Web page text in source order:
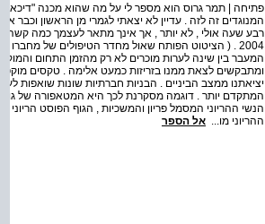
פתיחה | תמר גרוס הוא מספר לי על מה שהוא מכנה
המנוגדים זה לזה . עדיין לא יצאתי לגמרי מן הראשון
רבע שעה אולי , לא יותר , אך אינך מתאר לעצמך כמה קשה
2004 . ( הציטוט הפותח שאול מחדר הטיפולים של מחברו
המעבר בין שינה לערות מוכרים לא רק מהזמן התחום
ומתבקשים לצאת ממנו בזריזות כמעט אלימה . טקסים
יציאתנו ממצב הביניים . הבניות חברתיות שונות
המתקדם יותר . דוגמה מסקרנת לכך היא המטאפורה של גוף
הנשי ההריוני המסמל פריון והמשכיות , הגוף הפוסט
ההריוני מו... אל הספר